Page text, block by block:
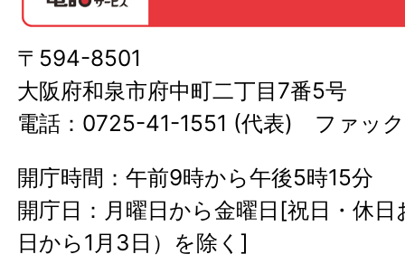
〒594-8501
大阪府和泉市府中町二丁目7番5号
電話：0725-41-1551 (代表) ファッ
開庁時間：午前9時から午後5時15分
開庁日：月曜日から金曜日[祝日・休
日から1月3日）を除く]